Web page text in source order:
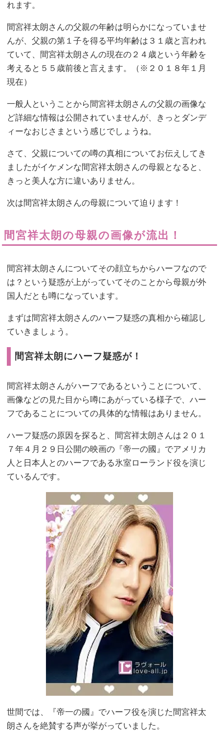
れます。
間宮祥太朗さんの父親の年齢は明らかになっていませ
んが、父親の第１子を得る平均年齢は３１歳と言われ
ていて、間宮祥太朗さんの現在の２４歳という年齢を
考えると５５歳前後と言えます。（※２０１８年１月
現在）
一般人ということから間宮祥太朗さんの父親の画像な
ど詳細な情報は公開されていませんが、きっとダンデ
ィーなおじさまという感じでしょうね。
さて、父親についての噂の真相についてお伝えしてき
ましたがイケメンな間宮祥太朗さんの母親となると、
きっと美人な方に違いありません。
次は間宮祥太朗さんの母親について迫ります！
間宮祥太朗の母親の画像が流出！
間宮祥太朗さんについてその顔立ちからハーフなので
は？という疑惑が上がっていてそのことから母親が外
国人だとも噂になっています。
まずは間宮祥太朗さんのハーフ疑惑の真相から確認し
ていきましょう。
間宮祥太朗にハーフ疑惑が！
間宮祥太朗さんがハーフであるということについて、
画像などの見た目から噂にあがっている様子で、ハー
フであることについての具体的な情報はありません。
ハーフ疑惑の原因を探ると、間宮祥太朗さんは２０１
７年４月２９日公開の映画の『帝一の國』でアメリカ
人と日本人とのハーフである氷室ローランド役を演じ
ているんです。
世間では、『帝一の國』でハーフ役を演じた間宮祥太
朗さんを絶賛する声が挙がっていました。